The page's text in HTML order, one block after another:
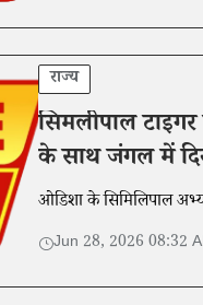
राज्य
सिमलीपाल
के साथ जंगल में
ओडिशा के सिमिलिपाल
Jun 28, 2026 08:32